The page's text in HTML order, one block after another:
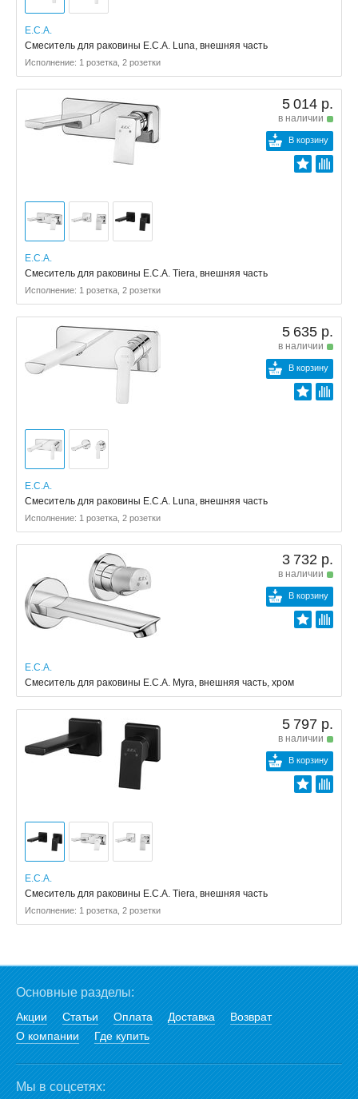
E.C.A.
Смеситель для раковины E.C.A. Luna, внешняя часть
Исполнение: 1 розетка, 2 розетки
5 014 р.
в наличии
В корзину
E.C.A.
Смеситель для раковины E.C.A. Tiera, внешняя часть
Исполнение: 1 розетка, 2 розетки
5 635 р.
в наличии
В корзину
E.C.A.
Смеситель для раковины E.C.A. Luna, внешняя часть
Исполнение: 1 розетка, 2 розетки
3 732 р.
в наличии
В корзину
E.C.A.
Смеситель для раковины E.C.A. Myra, внешняя часть, хром
5 797 р.
в наличии
В корзину
E.C.A.
Смеситель для раковины E.C.A. Tiera, внешняя часть
Исполнение: 1 розетка, 2 розетки
Основные разделы:
Акции Статьи Оплата Доставка
Возврат
О компании
Где купить
Мы в соцсетях: